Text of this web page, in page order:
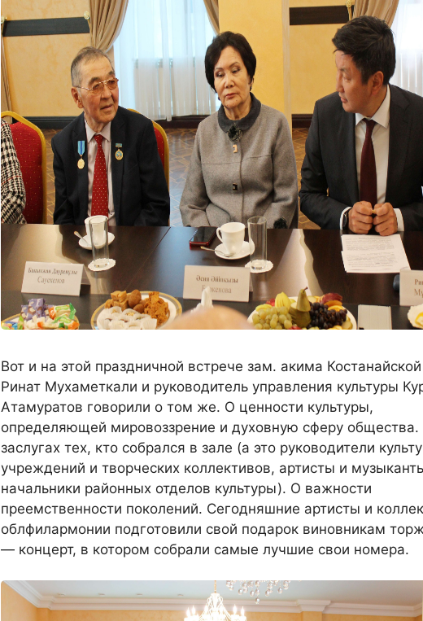
Вот и на этой праздничной встрече зам. акима
Ринат Мухаметкали и руководитель управления культуры
Атамуратов говорили о том же. О ценности культуры,
определяющей мировоззрение и духовную сферу общества.
заслугах тех, кто собрался в зале (а это руководители
учреждений и творческих коллективов, артисты и
начальники районных отделов культуры). О важности
преемственности поколений. Сегодняшние артисты и
облфилармонии подготовили свой подарок виновникам
— концерт, в котором собрали самые лучшие свои номера.